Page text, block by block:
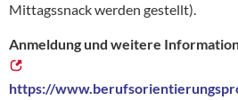
Mittagssnack werden gestellt).
Anmeldung und weitere
https://